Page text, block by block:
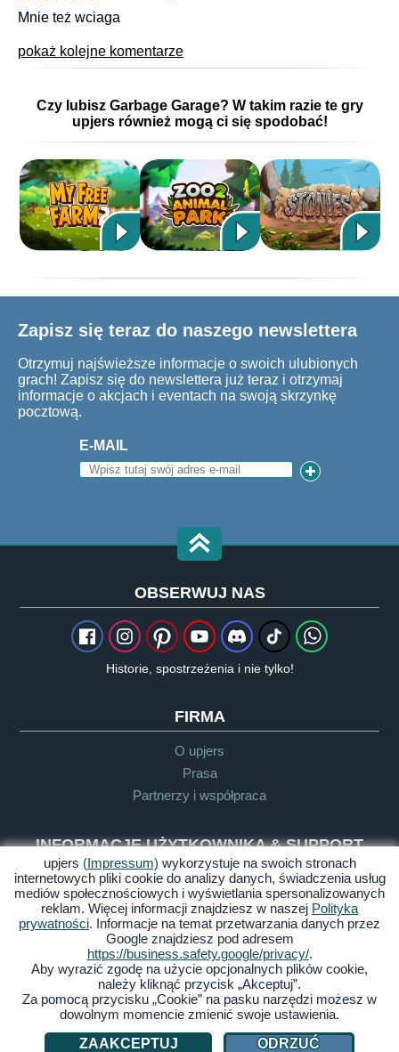
Mnie też wciaga
pokaż kolejne komentarze
Czy lubisz Garbage Garage? W takim razie te gry
upjers również mogą ci się spodobać!
Zapisz się teraz do naszego newslettera
Otrzymuj najświeższe informacje o swoich ulubionych
grach! Zapisz się do newslettera już teraz i otrzymaj
informacje o akcjach i eventach na swoją skrzynkę
pocztową.
E-MAIL
OBSERWUJ NAS
Historie, spostrzeżenia i nie tylko!
FIRMA
O upjers
Prasa
Partnerzy i współpraca
INFORMACJE UŻYTKOWNIKA & SUPPORT
Słowniczek
Wytyczne dla Let's Plays
Support
Polityka
prywatności
OWH
Zarządzaj ciasteczkami
upjers (Impressum) wykorzystuje na swoich stronach
internetowych pliki cookie do analizy danych, świadczenia usług
mediów społecznościowych i wyświetlania spersonalizowanych
reklam. Więcej informacji znajdziesz w naszej Polityka
prywatności. Informacje na temat przetwarzania danych przez
Google znajdziesz pod adresem
https://business.safety.google/privacy/.
Aby wyrazić zgodę na użycie opcjonalnych plików cookie,
należy kliknąć przycisk „Akceptuj”.
Za pomocą przycisku „Cookie” na pasku narzędzi możesz w
dowolnym momencie zmienić swoje ustawienia.
ZAAKCEPTUJ
ODRZUĆ